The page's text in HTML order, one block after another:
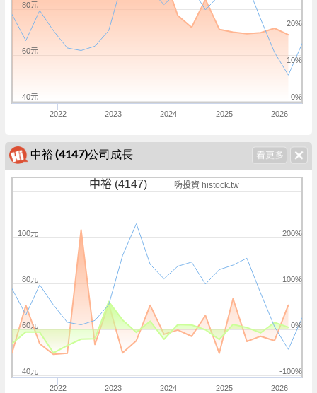
2022 2023 2024 2025 2026
0%
10%
20%
40元
60元
80元
中裕 (4147)公司成長
中裕 (4147) 嗨投資 histock.tw
2022 2023 2024 2025 2026
-100%
0%
100%
200%
40元
60元
80元
100元